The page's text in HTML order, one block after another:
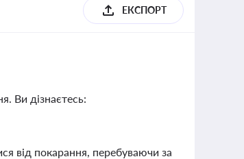
ЕКСПОРТ
Ви дізнаєтесь:
від покарання, перебуваючи за